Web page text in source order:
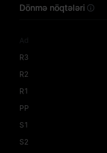
Dönmə nöqtələri
Ad
R3
R2
R1
PP
S1
S2